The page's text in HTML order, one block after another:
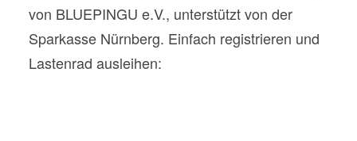
von BLUEPINGU e.V., unterstützt von der
Sparkasse Nürnberg. Einfach registrieren und
Lastenrad ausleihen: